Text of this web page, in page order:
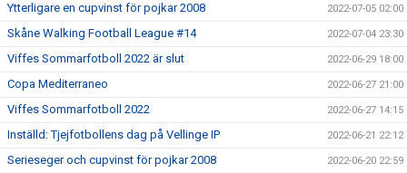
Ytterligare en cupvinst för pojkar 2008 2022-07-05 02:00
Skåne Walking Football League #14 2022-07-04 23:30
Viffes Sommarfotboll 2022 är slut 2022-06-29 18:00
Copa Mediterraneo 2022-06-27 21:00
Viffes Sommarfotboll 2022 2022-06-27 14:15
Inställd: Tjejfotbollens dag på Vellinge IP 2022-06-21 22:12
Serieseger och cupvinst för pojkar 2008 2022-06-20 22:59